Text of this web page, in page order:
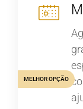
MELHOR OPÇÃO